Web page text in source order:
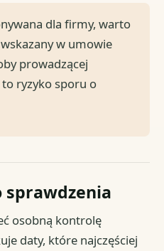
dla firmy, warto
w umowie
prowadzącej
to ryzyko sporu o
sprawdzenia
osobną kontrolę
daty, które najczęściej